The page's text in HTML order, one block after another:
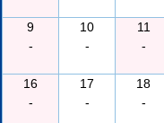
9
-
10
-
11
-
16
-
17
-
18
-